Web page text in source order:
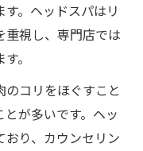
。ヘッドスパはリ
重視し、専門店では
。
コリをほぐすこと
が多いです。ヘッ
おり、カウンセリン